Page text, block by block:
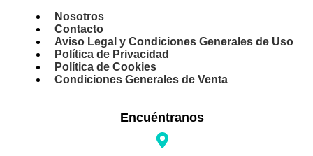
Nosotros
Contacto
Aviso Legal y Condiciones Generales de Uso
Política de Privacidad
Política de Cookies
Condiciones Generales de Venta
Encuéntranos